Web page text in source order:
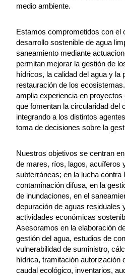
medio ambiente.
Estamos comprometidos con el
desarrollo sostenible de agua
saneamiento mediante
permitan mejorar la gestión de
hídricos, la calidad del agua y la
restauración de los
amplia experiencia en proyectos
que fomentan la circularidad del
integrando a los distintos
toma de decisiones sobre la
Nuestros objetivos se centran
de mares, ríos, lagos, acuíferos
subterráneas; en la lucha contra
contaminación difusa, en la
de inundaciones, en el
depuración de aguas residuales
actividades económicas
Asesoramos en la elaboración
gestión del agua, estudios de
vulnerabilidad de suministro,
hídrica, tramitación autorización
caudal ecológico, inventarios,